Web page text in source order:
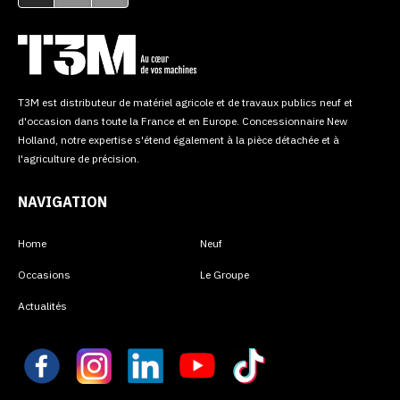
T3M est distributeur de matériel agricole et de travaux publics neuf et
d'occasion dans toute la France et en Europe. Concessionnaire New
Holland, notre expertise s'étend également à la pièce détachée et à
l'agriculture de précision.
NAVIGATION
Home Neuf
Occasions Le Groupe
Actualités